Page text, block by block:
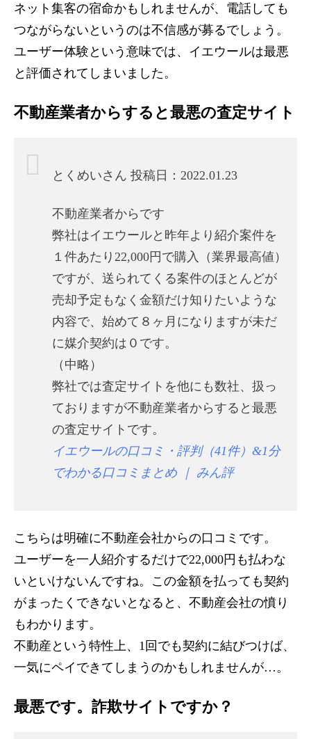
ネット集客の宿命かもしれませんが、電話しても
つながらないというのは不信感が募るでしょう。
ユーザー体験という意味では、イエウールは最悪
と評価されてしまいました。
不動産業者からすると最悪の査定サイト
とくめいさん 投稿日：2022.01.23
不動産業者からです
弊社はイエウールと昨年より紹介案件を
１件あたり22,000円で購入（業界最高値）
ですが、送られてくる案件のほとんどが
売却予定もなく金額だけ知りたいような
内容で、始めて８ヶ月になりますが未だ
に媒介契約は０です。
（中略）
弊社では査定サイトを他にも数社、扱っ
ておりますが不動産業者からすると最悪
の査定サイトです。
イエウールの口コミ・評判（41件）&1分
でわかる口コミまとめ ｜ みん評
こちらは明確に不動産会社からの口コミです。
ユーザーを一人紹介するだけで22,000円も払わな
いといけないんですね。この金額を払っても契約
がまったくできないとなると、不動産会社の憤り
もわかります。
不動産という特性上、1回でも契約に結びつけば、
一気にペイできてしまうのかもしれませんが…。
最悪です。詐欺サイトですか？